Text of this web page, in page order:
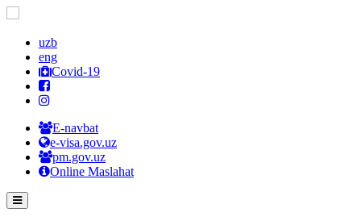
uzb
eng
Covid-19
E-navbat
e-visa.gov.uz
pm.gov.uz
Online Maslahat